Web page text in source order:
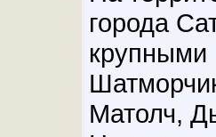
города
крупными
Матолч,